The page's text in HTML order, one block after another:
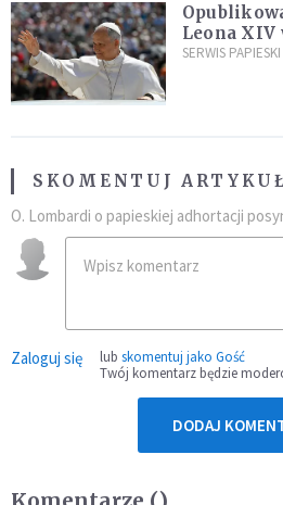
Leona XIV
SERWIS PAPIESKI
SKOMENTUJ
O. Lombardi o papieskiej adhortacji
Zaloguj się lub skomentuj jako Gość
Twój komentarz będzie
DODAJ